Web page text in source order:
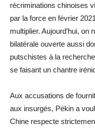
récriminations chinoises
par la force en février
multiplier. Aujourd’hui, on
bilatérale ouverte aussi
putschistes à la
se faisant un chantre
Aux accusations de
aux insurgés, Pékin a
Chine respecte